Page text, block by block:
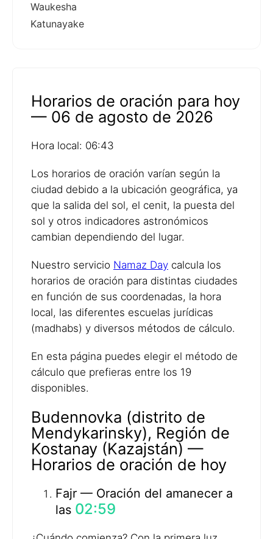
Waukesha
Katunayake
Horarios de oración para hoy
— 06 de agosto de 2026
Hora local: 06:43
Los horarios de oración varían según la
ciudad debido a la ubicación geográfica, ya
que la salida del sol, el cenit, la puesta del
sol y otros indicadores astronómicos
cambian dependiendo del lugar.
Nuestro servicio Namaz Day calcula los
horarios de oración para distintas ciudades
en función de sus coordenadas, la hora
local, las diferentes escuelas jurídicas
(madhabs) y diversos métodos de cálculo.
En esta página puedes elegir el método de
cálculo que prefieras entre los 19
disponibles.
Budennovka (distrito de
Mendykarinsky), Región de
Kostanay (Kazajstán) —
Horarios de oración de hoy
Fajr — Oración del amanecer a
las 02:59